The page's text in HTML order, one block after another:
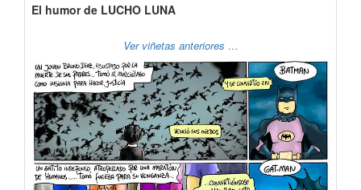
El humor de LUCHO LUNA
Ver viñetas anteriores …